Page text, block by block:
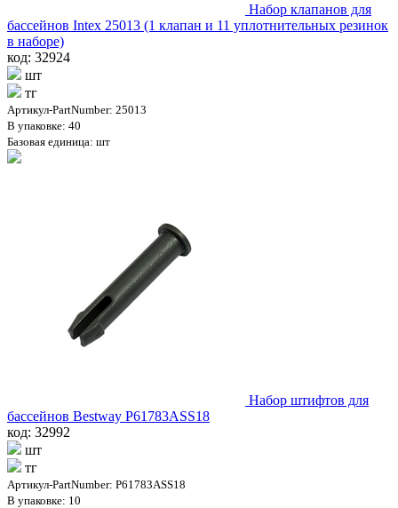
Набор клапанов для
бассейнов Intex 25013 (1 клапан и 11 уплотнительных резинок
в наборе)
код: 32924
шт
тг
Артикул-PartNumber: 25013
В упаковке: 40
Базовая единица: шт
Набор штифтов для
бассейнов Bestway P61783ASS18
код: 32992
шт
тг
Артикул-PartNumber: P61783ASS18
В упаковке: 10